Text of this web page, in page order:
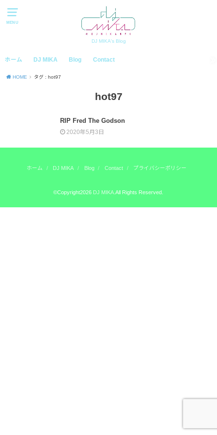
MENU
DJ MIKA's Blog
ホーム DJ MIKA Blog Contact
HOME タグ : hot97
hot97
RIP Fred The Godson
2020年5月3日
ホーム DJ MIKA Blog Contact プライバシーポリシー
©Copyright2026 DJ MIKA .All Rights Reserved.